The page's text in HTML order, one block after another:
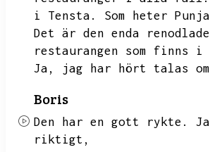
i Tensta.
Som heter
Det är den enda
restaurangen som finns i
Ja,
jag har hört talas om
Boris
Den har en gott rykte.
riktigt,